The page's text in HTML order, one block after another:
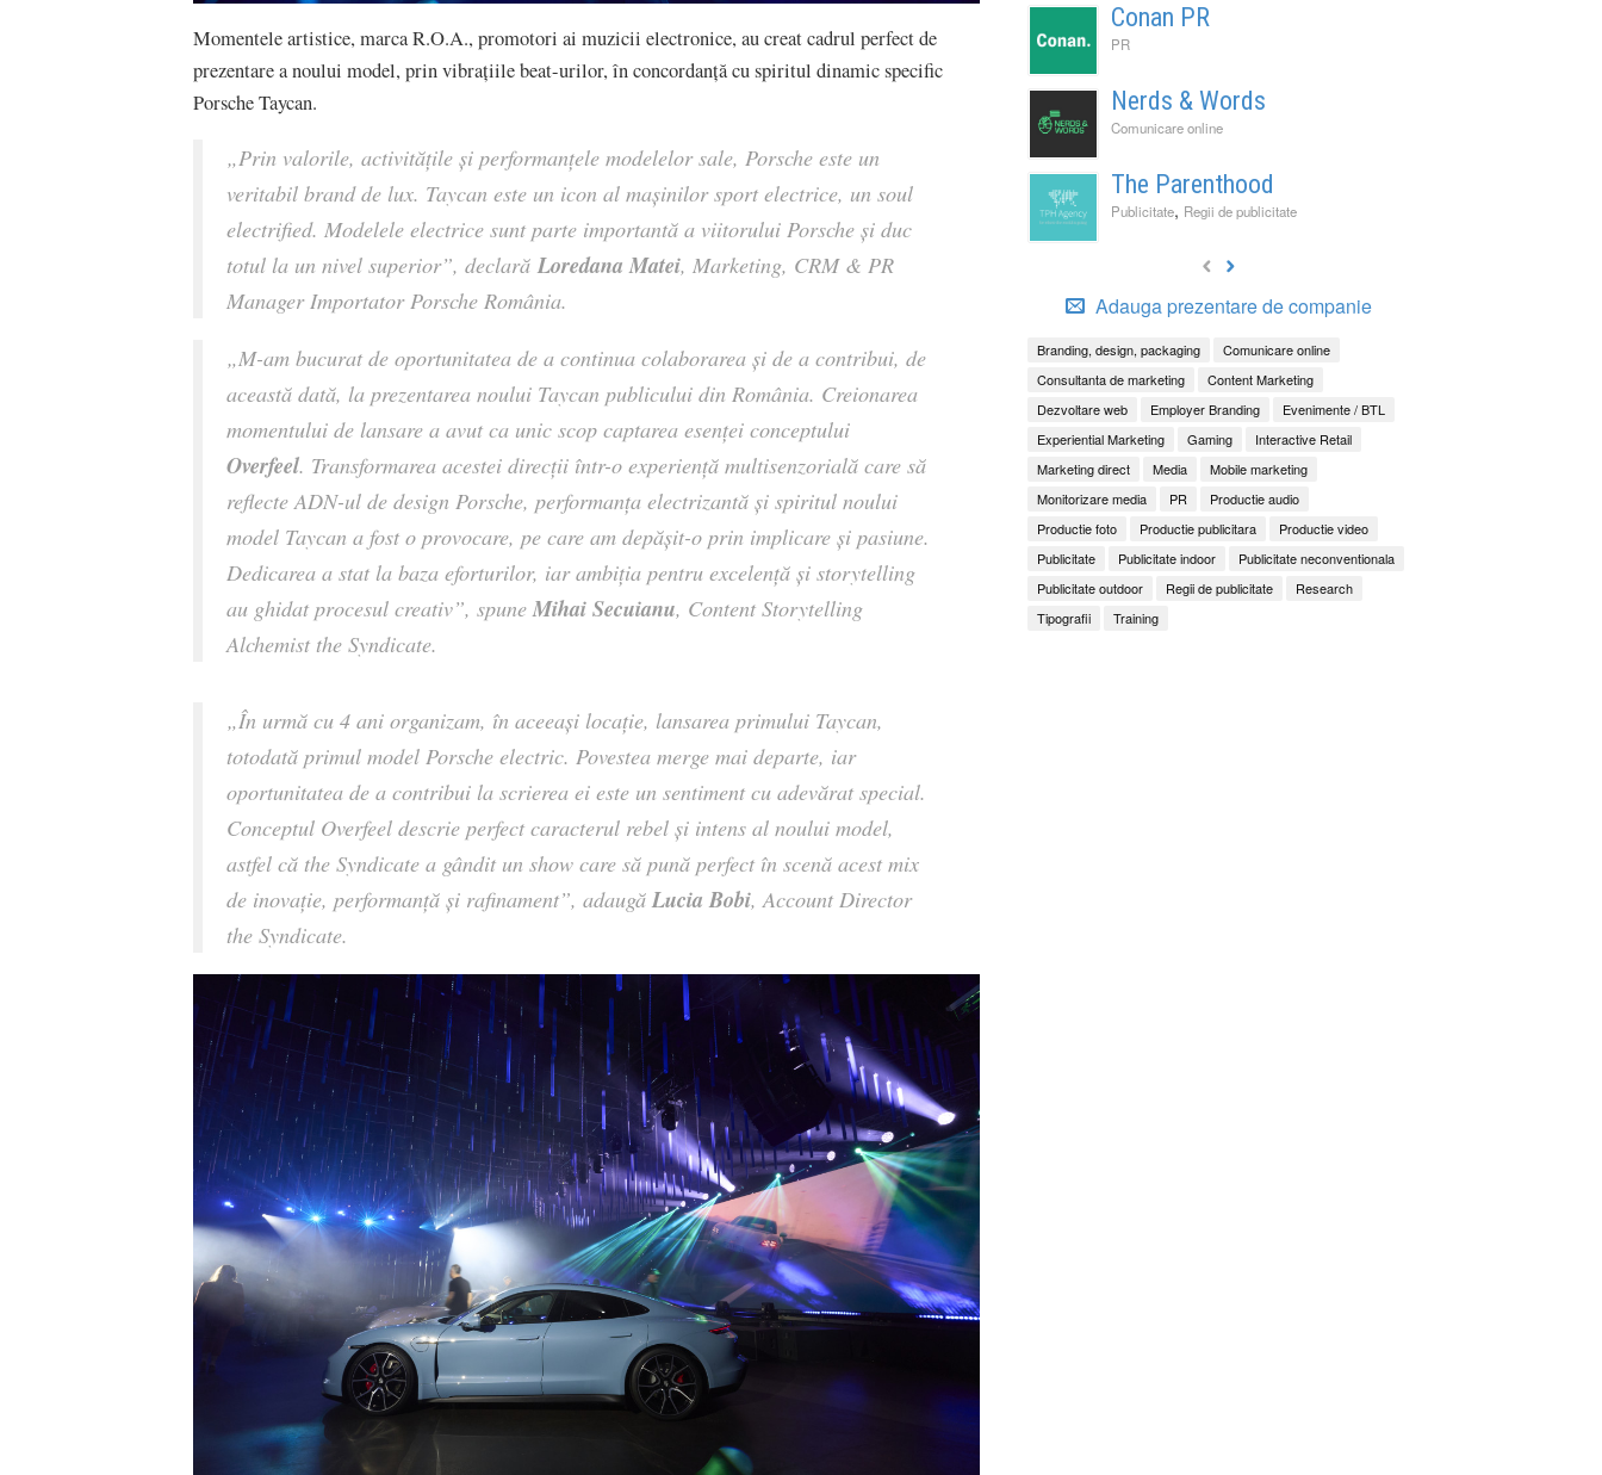
Momentele artistice, marca R.O.A., promotori ai muzicii electronice, au creat cadrul perfect de
prezentare a noului model, prin vibrațiile beat-urilor, în concordanță cu spiritul dinamic specific
Porsche Taycan.
„Prin valorile, activitățile și performanțele modelelor sale, Porsche este un
veritabil brand de lux. Taycan este un icon al mașinilor sport electrice, un soul
electrified. Modelele electrice sunt parte importantă a viitorului Porsche și duc
totul la un nivel superior”, declară Loredana Matei, Marketing, CRM & PR
Manager Importator Porsche România.
„M-am bucurat de oportunitatea de a continua colaborarea și de a contribui, de
această dată, la prezentarea noului Taycan publicului din România. Creionarea
momentului de lansare a avut ca unic scop captarea esenței conceptului
Overfeel. Transformarea acestei direcții într-o experiență multisenzorială care să
reflecte ADN-ul de design Porsche, performanța electrizantă și spiritul noului
model Taycan a fost o provocare, pe care am depășit-o prin implicare și pasiune.
Dedicarea a stat la baza eforturilor, iar ambiția pentru excelență și storytelling
au ghidat procesul creativ”, spune Mihai Secuianu, Content Storytelling
Alchemist the Syndicate.
„În urmă cu 4 ani organizam, în aceeași locație, lansarea primului Taycan,
totodată primul model Porsche electric. Povestea merge mai departe, iar
oportunitatea de a contribui la scrierea ei este un sentiment cu adevărat special.
Conceptul Overfeel descrie perfect caracterul rebel și intens al noului model,
astfel că the Syndicate a gândit un show care să pună perfect în scenă acest mix
de inovație, performanță și rafinament”, adaugă Lucia Bobi, Account Director
the Syndicate.
Conan PR
PR
Nerds & Words
Comunicare online
The Parenthood
Publicitate, Regii de publicitate
Adauga prezentare de companie
Branding, design, packaging
Comunicare online
Consultanta de marketing
Content Marketing
Dezvoltare web
Employer Branding
Evenimente / BTL
Experiential Marketing
Gaming
Interactive Retail
Marketing direct
Media
Mobile marketing
Monitorizare media
PR
Productie audio
Productie foto
Productie publicitara
Productie video
Publicitate
Publicitate indoor
Publicitate neconventionala
Publicitate outdoor
Regii de publicitate
Research
Tipografii
Training